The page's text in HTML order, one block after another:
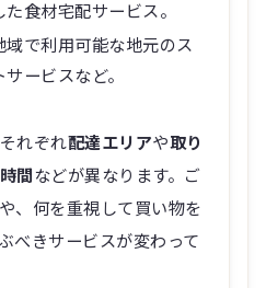
食材宅配サービス。
域で利用可能な地元のス
ービスなど。
れぞれ配達エリアや取り
間などが異なります。ご
、何を重視して買い物を
べきサービスが変わって